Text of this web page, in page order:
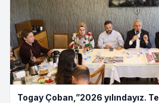
Togay Çoban,”2026 yılındayız.